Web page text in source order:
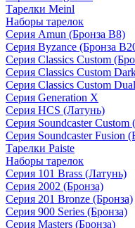
Тарелки Meinl
Наборы тарелок
Серия Amun (Бронза B8)
Серия Byzance (Бронза
Серия Classics Custom
Серия Classics Custom
Серия Classics Custom
Серия Generation X
Серия HCS (Латунь)
Серия Soundcaster Custom
Серия Soundcaster Fusion
Тарелки Paiste
Наборы тарелок
Серия 101 Brass (Латунь)
Серия 2002 (Бронза)
Серия 201 Bronze (Бронза)
Серия 900 Series (Бронза)
Серия Masters (Бронза)